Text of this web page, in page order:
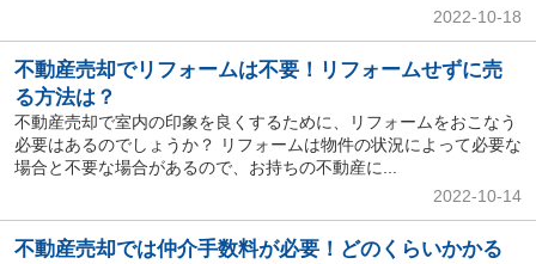
2022-10-18
不動産売却でリフォームは不要！リフォームせずに売
る方法は？
不動産売却で室内の印象を良くするために、リフォームをおこなう
必要はあるのでしょうか？ リフォームは物件の状況によって必要な
場合と不要な場合があるので、お持ちの不動産に...
2022-10-14
不動産売却では仲介手数料が必要！どのくらいかかる